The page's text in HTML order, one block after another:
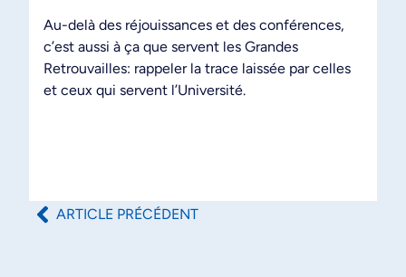
Au-delà des réjouissances et des conférences,
c’est aussi à ça que servent les Grandes
Retrouvailles: rappeler la trace laissée par celles
et ceux qui servent l’Université.
ARTICLE PRÉCÉDENT